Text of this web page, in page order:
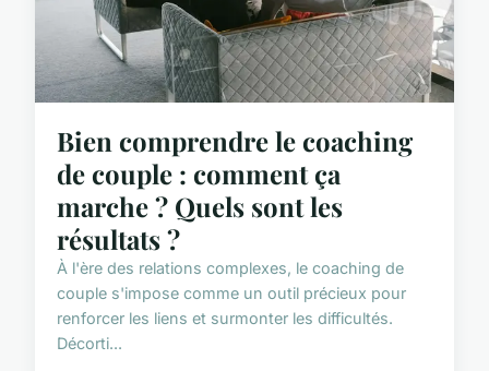
Bien comprendre le coaching
de couple : comment ça
marche ? Quels sont les
résultats ?
À l'ère des relations complexes, le coaching de
couple s'impose comme un outil précieux pour
renforcer les liens et surmonter les difficultés.
Décorti...